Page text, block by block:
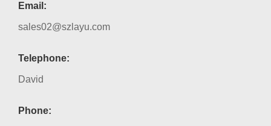
Email:
sales02@szlayu.com
Telephone:
David
Phone: